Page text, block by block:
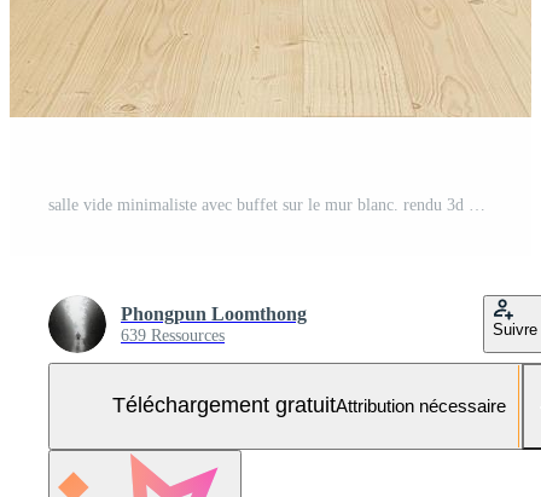
Phongpun Loomthong
639 Ressources Suivre
Téléchargement gratuitAttribution nécessaire